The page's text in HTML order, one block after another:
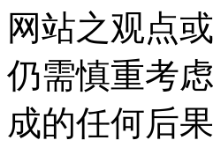
网站之观点
仍需慎重考
成的任何后